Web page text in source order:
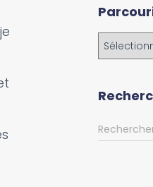
a
o
r
R
e